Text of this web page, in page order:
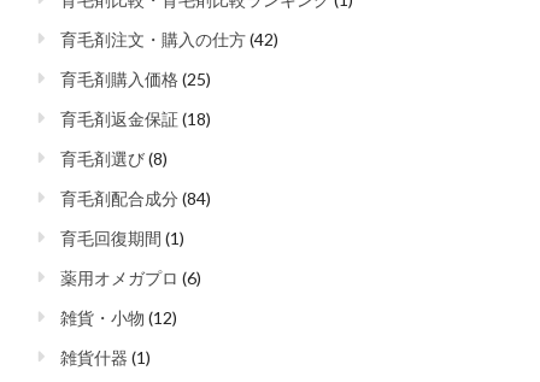
育毛剤注文・購入の仕方(42)
育毛剤購入価格(25)
育毛剤返金保証(18)
育毛剤選び(8)
育毛剤配合成分(84)
育毛回復期間 (1)
薬用オメガプロ (6)
雑貨・小物 (12)
雑貨什器 (1)